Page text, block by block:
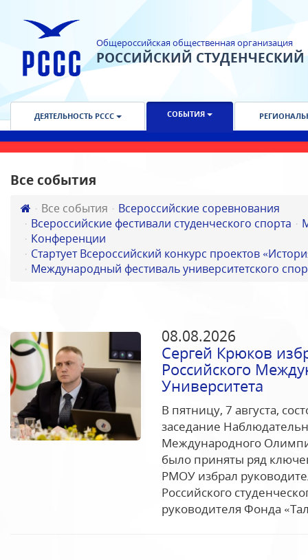
Общероссийская общественная организация
РОССИЙСКИЙ
ДЕЯТЕЛЬНОСТЬ РССС СОБЫТИЯ
Все события
Все события
Всероссийские соревнования
Всероссийские фестивали студенческого спорта
Конференции
Стартует Всероссийский конкурс проектов
Международный фестиваль университетского
08.08.2026
Сергей Крюков
Российского
Университета
В пятницу, 7 августа,
заседание
Международного
было приняты ряд
РМОУ избрал
Российского
руководителя Фонда